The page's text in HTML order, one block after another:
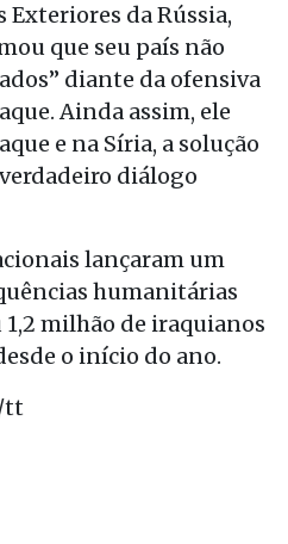
da Rússia,
que seu país não
diante da ofensiva
Ainda assim, ele
e na Síria, a solução
diálogo
lançaram um
humanitárias
milhão de iraquianos
o início do ano.
tt